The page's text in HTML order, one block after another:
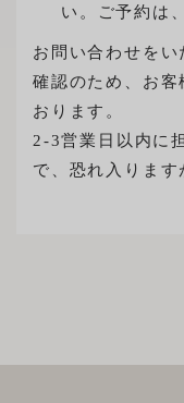
布
構造
小物・メンテナ
事例
メンテナンス事
特注ソファ
ニュース
お知らせ
お問い合わせ
い。ご予約は
お問い合わせをい
確認のため、お客
おります。
2-3営業日以内に
で、恐れ入ります